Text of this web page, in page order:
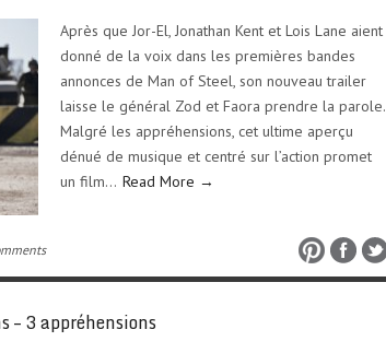
Après que Jor-El, Jonathan Kent et Lois Lane aient
donné de la voix dans les premières bandes
annonces de Man of Steel, son nouveau trailer
laisse le général Zod et Faora prendre la parole.
Malgré les appréhensions, cet ultime aperçu
dénué de musique et centré sur l’action promet
un film… Read More →
– 3 appréhensions